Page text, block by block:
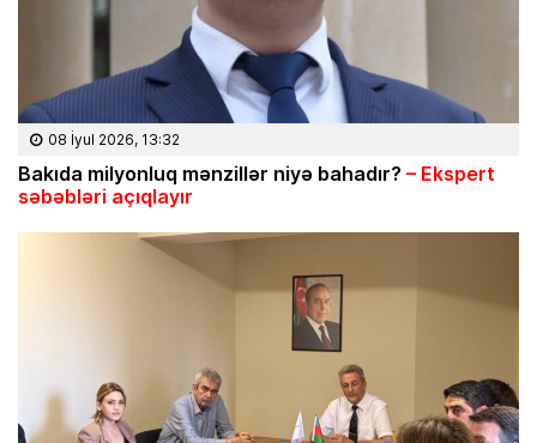
08 İyul 2026, 13:32
Bakıda milyonluq mənzillər niyə bahadır? – Ekspert
səbəbləri açıqlayır